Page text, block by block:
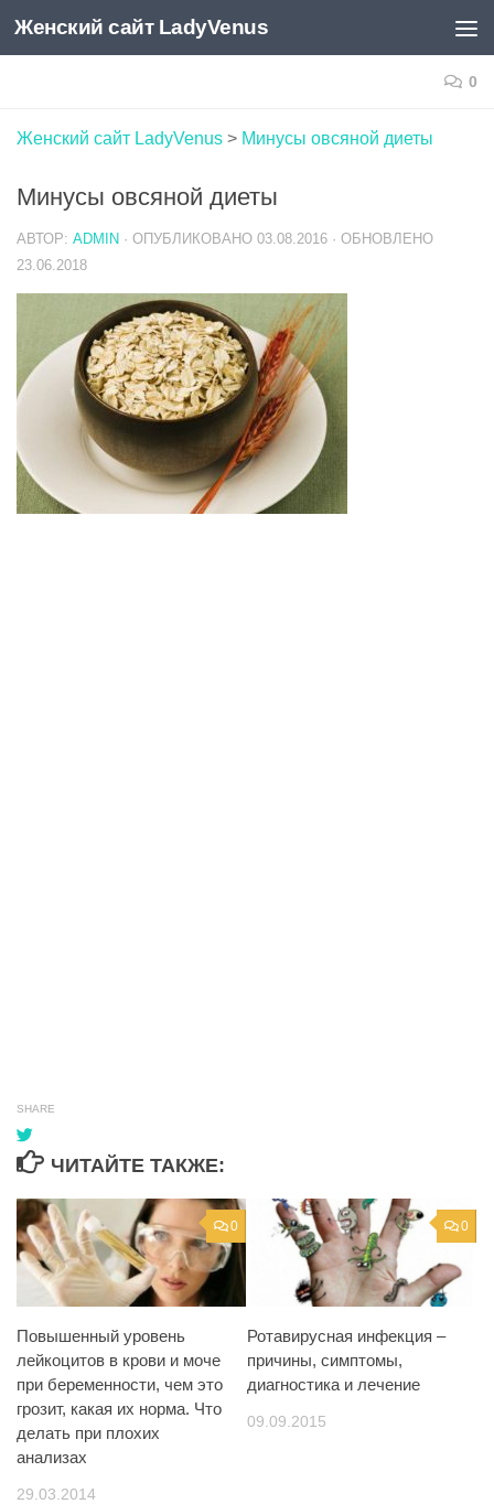
Skip to content
Женский сайт LadyVenus
0
Женский сайт LadyVenus > Минусы овсяной диеты
Минусы овсяной диеты
АВТОР: ADMIN · ОПУБЛИКОВАНО 03.08.2016 · ОБНОВЛЕНО
23.06.2018
SHARE
ЧИТАЙТЕ ТАКЖЕ:
0
Повышенный уровень
лейкоцитов в крови и моче
при беременности, чем это
грозит, какая их норма. Что
делать при плохих
анализах
29.03.2014
0
Ротавирусная инфекция –
причины, симптомы,
диагностика и лечение
09.09.2015